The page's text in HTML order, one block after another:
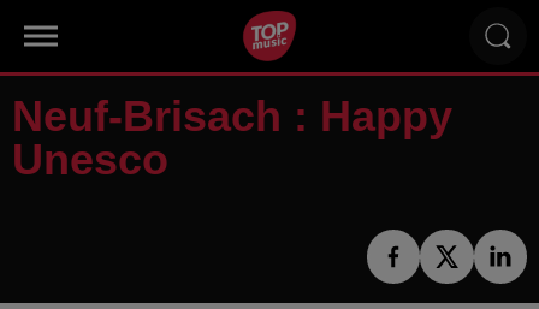
Neuf-Brisach : Happy
Unesco